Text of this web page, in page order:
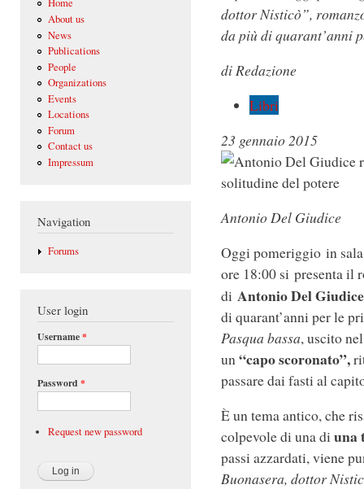
Home
About us
News
Publications
People
Organizations
Events
Locations
Forum
Contact us
Impressum
Navigation
Forums
User login
Username*
Password *
Request new password
dottor Nisticò”,
da più di quarant’anni
di Redazione
Libri
23 gennaio 2015
Antonio Del Giudice
Oggi pomeriggio in
ore 18:00 si presenta il
di Antonio Del Giudice
di quarant’anni per le
Pasqua bassa, uscito
un“capo scoronato”,
passare dai fasti al
È un tema antico, che
colpevole di una di una
passi azzardati, viene
Buonasera, dottor